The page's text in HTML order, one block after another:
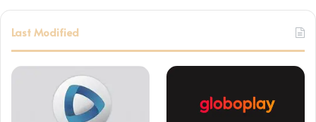
t
Last Modified